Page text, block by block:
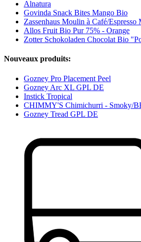
Alnatura
Govinda Snack Bites Mango Bio
Zassenhaus Moulin à Café/
Allos Fruit Bio Pur 75% - Orange
Zotter Schokoladen Chocolat Bio
Nouveaux produits:
Gozney Pro Placement Peel
Gozney Arc XL GPL DE
Instick Tropical
CHIMMY'S Chimichurri - Smoky/
Gozney Tread GPL DE